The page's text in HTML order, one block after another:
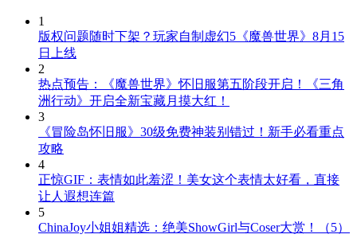
1
版权问题随时下架？玩家自制虚幻5《魔兽世界》8月15
日上线
2
热点预告：《魔兽世界》怀旧服第五阶段开启！《三角
洲行动》开启全新宝藏月摸大红！
3
《冒险岛怀旧服》30级免费神装别错过！新手必看重点
攻略
4
正惊GIF：表情如此羞涩！美女这个表情太好看，直接
让人遐想连篇
5
ChinaJoy小姐姐精选：绝美ShowGirl与Coser大赏！（5）